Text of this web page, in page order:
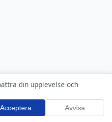
din upplevelse och
Acceptera Avvisa